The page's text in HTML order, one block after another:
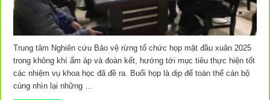
Trung tâm Nghiên cứu Bảo vệ rừng tổ chức họp mặt đầu xuân 2025
trong không khí ấm áp và đoàn kết, hướng tới mục tiêu thực hiện tốt
các nhiệm vụ khoa học đã đề ra. Buổi họp là dịp để toàn thể cán bộ
cùng nhìn lại những …